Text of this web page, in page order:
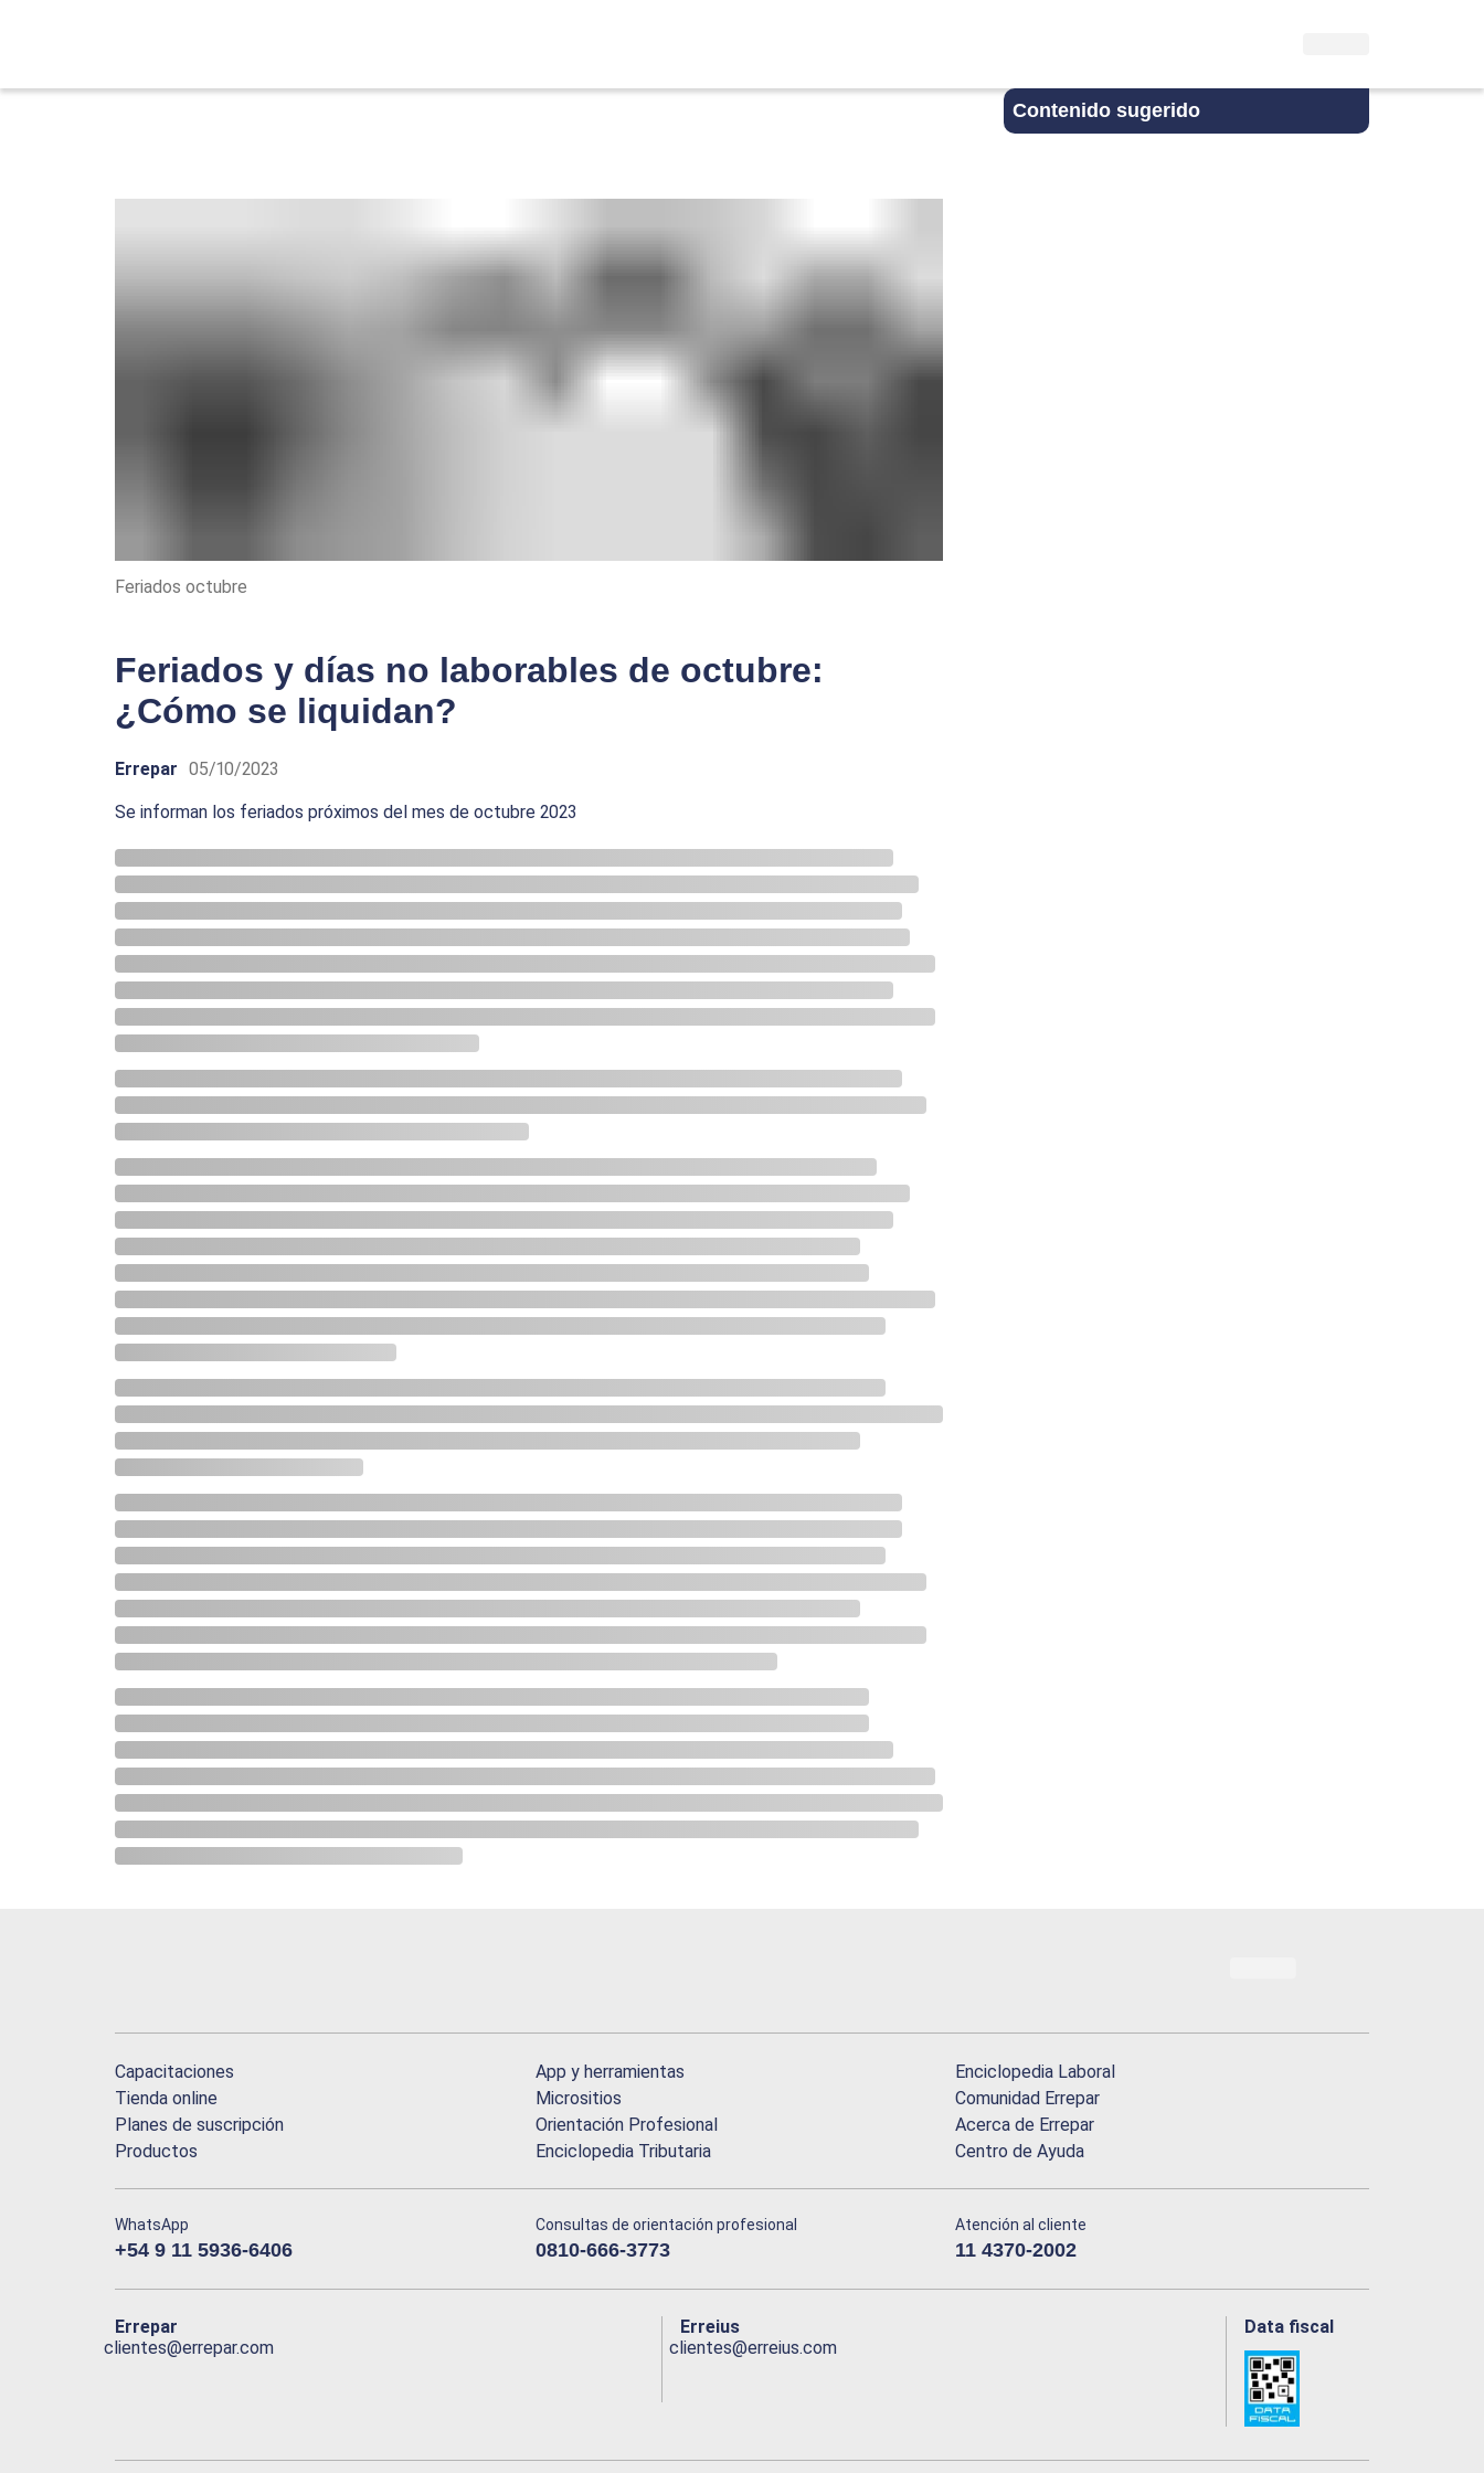
Contenido sugerido
Feriados octubre
Feriados y días no laborables de octubre:
¿Cómo se liquidan?
Errepar 05/10/2023
Se informan los feriados próximos del mes de octubre 2023
Capacitaciones
Tienda online
Planes de suscripción
Productos
App y herramientas
Micrositios
Orientación Profesional
Enciclopedia Tributaria
Enciclopedia Laboral
Comunidad Errepar
Acerca de Errepar
Centro de Ayuda
WhatsApp
+54 9 11 5936-6406
Consultas de orientación profesional
0810-666-3773
Atención al cliente
11 4370-2002
Errepar
clientes@errepar.com
Erreius
clientes@erreius.com
Data fiscal